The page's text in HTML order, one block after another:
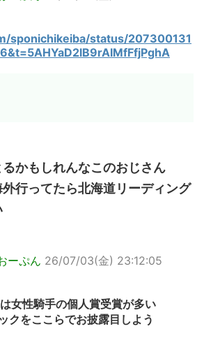
sponichikeiba/status/207300131
かもしれんなこのおじさん
行ってたら北海道リーディング
ーぷん 26/07/03(金) 23:12:05
女性騎手の個人賞受賞が多い
クをここらでお披露目しよう